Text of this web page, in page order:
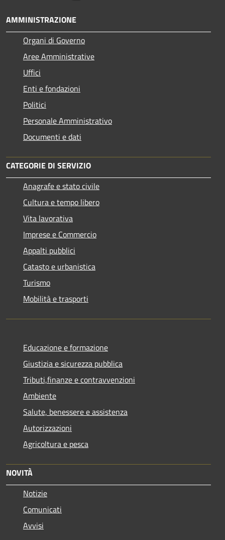
AMMINISTRAZIONE
Organi di Governo
Aree Amministrative
Uffici
Enti e fondazioni
Politici
Personale Amministrativo
Documenti e dati
CATEGORIE DI SERVIZIO
Anagrafe e stato civile
Cultura e tempo libero
Vita lavorativa
Imprese e Commercio
Appalti pubblici
Catasto e urbanistica
Turismo
Mobilità e trasporti
Educazione e formazione
Giustizia e sicurezza pubblica
Tributi,finanze e contravvenzioni
Ambiente
Salute, benessere e assistenza
Autorizzazioni
Agricoltura e pesca
NOVITÀ
Notizie
Comunicati
Avvisi